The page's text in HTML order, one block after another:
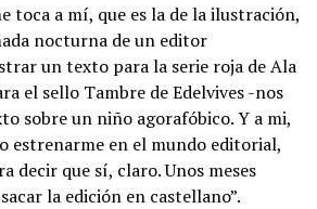
toca a mí, que es la de la ilustración,
nocturna de un editor
un texto para la serie roja de Ala
el sello Tambre de Edelvives -nos
sobre un niño agorafóbico. Y a mi,
estrenarme en el mundo editorial,
decir que sí, claro. Unos meses
la edición en castellano”.